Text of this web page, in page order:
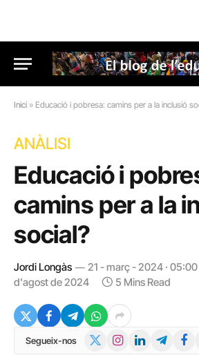
Inici » Educació i pobresa: camins per a la inclusió
ANÀLISI
Educació i
camins per a la
social?
Jordi Longàs 21 - març - 2024 · 05:00
d'agost de 2024
5 Mins Read
Segueix-nos InstagramLinkedInTelegram